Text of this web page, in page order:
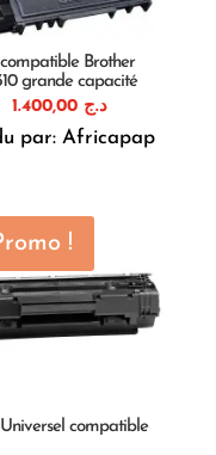
Brother
grande capacité
د.ج
par: Africapap
!
Universel compatible